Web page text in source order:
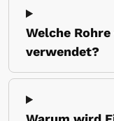
Welche
verwendet?